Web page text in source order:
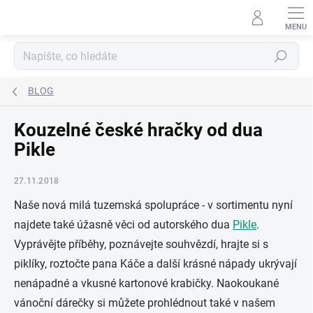
Hledat
BLOG
Kouzelné české hračky od dua
Pikle
27.11.2018
Naše nová milá tuzemská spolupráce - v sortimentu nyní
najdete také úžasně věci od autorského dua Pikle.
Vyprávějte příběhy, poznávejte souhvězdí, hrajte si s
piklíky, roztočte pana Káče a další krásné nápady ukrývají
nenápadné a vkusné kartonové krabičky. Naokoukané
vánoční dárečky si můžete prohlédnout také v našem